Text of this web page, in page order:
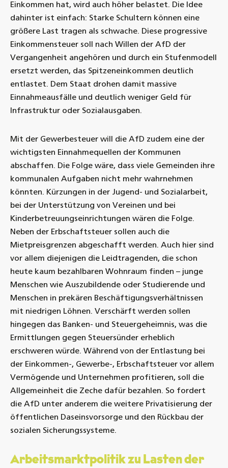
Einkommen hat, wird auch höher belastet. Die Idee
dahinter ist einfach: Starke Schultern können eine
größere Last tragen als schwache. Diese progressive
Einkommensteuer soll nach Willen der AfD der
Vergangenheit angehören und durch ein Stufenmodell
ersetzt werden, das Spitzeneinkommen deutlich
entlastet. Dem Staat drohen damit massive
Einnahmeausfälle und deutlich weniger Geld für
Infrastruktur oder Sozialausgaben.
Mit der Gewerbesteuer will die AfD zudem eine der
wichtigsten Einnahmequellen der Kommunen
abschaffen. Die Folge wäre, dass viele Gemeinden ihre
kommunalen Aufgaben nicht mehr wahrnehmen
könnten. Kürzungen in der Jugend- und Sozialarbeit,
bei der Unterstützung von Vereinen und bei
Kinderbetreuungseinrichtungen wären die Folge.
Neben der Erbschaftsteuer sollen auch die
Mietpreisgrenzen abgeschafft werden. Auch hier sind
vor allem diejenigen die Leidtragenden, die schon
heute kaum bezahlbaren Wohnraum finden – junge
Menschen wie Auszubildende oder Studierende und
Menschen in prekären Beschäftigungsverhältnissen
mit niedrigen Löhnen. Verschärft werden sollen
hingegen das Banken- und Steuergeheimnis, was die
Ermittlungen gegen Steuersünder erheblich
erschweren würde. Während von der Entlastung bei
der Einkommen-, Gewerbe-, Erbschaftsteuer vor allem
Vermögende und Unternehmen profitieren, soll die
Allgemeinheit die Zeche dafür bezahlen. So fordert
die AfD unter anderem die weitere Privatisierung der
öffentlichen Daseinsvorsorge und den Rückbau der
sozialen Sicherungssysteme.
Arbeitsmarktpolitik zu Lasten der